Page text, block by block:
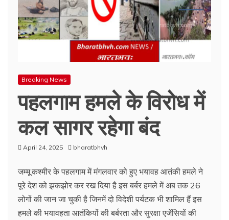
Breaking News
पहलगाम हमले के विरोध में
कल सागर रहेगा बंद
April 24, 2025 bharatbhvh
जम्मू.कश्मीर के पहलगाम में मंगलवार को हुए भयावह आतंकी हमले ने
पूरे देश को झकझोर कर रख दिया है इस बर्बर हमले में अब तक 26
लोगों की जान जा चुकी है जिनमें दो विदेशी पर्यटक भी शामिल हैं इस
हमले की भयावहता आतंकियों की बर्बरता और सुरक्षा एजेंसियों की